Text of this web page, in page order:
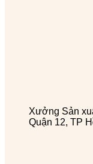
Xưởng Sản
Quận 12, TP